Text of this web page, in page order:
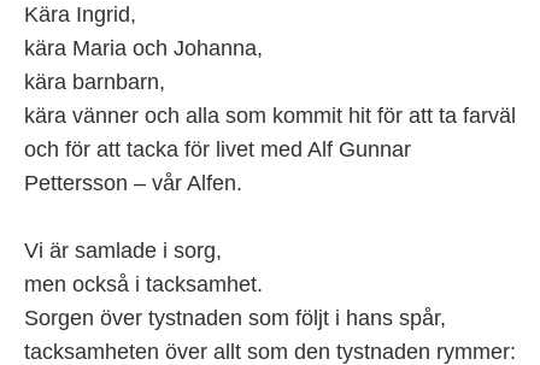
Kära Ingrid,
kära Maria och Johanna,
kära barnbarn,
kära vänner och alla som kommit hit för att ta farväl
och för att tacka för livet med Alf Gunnar
Pettersson – vår Alfen.
Vi är samlade i sorg,
men också i tacksamhet.
Sorgen över tystnaden som följt i hans spår,
tacksamheten över allt som den tystnaden rymmer: